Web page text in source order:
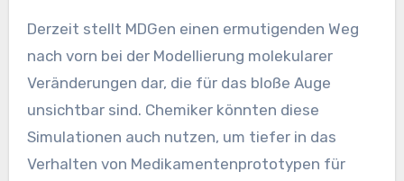
Derzeit stellt MDGen einen ermutigenden Weg
nach vorn bei der Modellierung molekularer
Veränderungen dar, die für das bloße Auge
unsichtbar sind. Chemiker könnten diese
Simulationen auch nutzen, um tiefer in das
Verhalten von Medikamentenprototypen für